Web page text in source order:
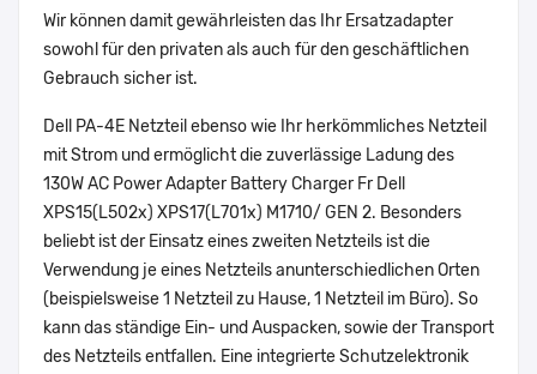
Wir können damit gewährleisten das Ihr Ersatzadapter
sowohl für den privaten als auch für den geschäftlichen
Gebrauch sicher ist.
Dell PA-4E Netzteil ebenso wie Ihr herkömmliches Netzteil
mit Strom und ermöglicht die zuverlässige Ladung des
130W AC Power Adapter Battery Charger Fr Dell
XPS15(L502x) XPS17(L701x) M1710/ GEN 2. Besonders
beliebt ist der Einsatz eines zweiten Netzteils ist die
Verwendung je eines Netzteils anunterschiedlichen Orten
(beispielsweise 1 Netzteil zu Hause, 1 Netzteil im Büro). So
kann das ständige Ein- und Auspacken, sowie der Transport
des Netzteils entfallen. Eine integrierte Schutzelektronik